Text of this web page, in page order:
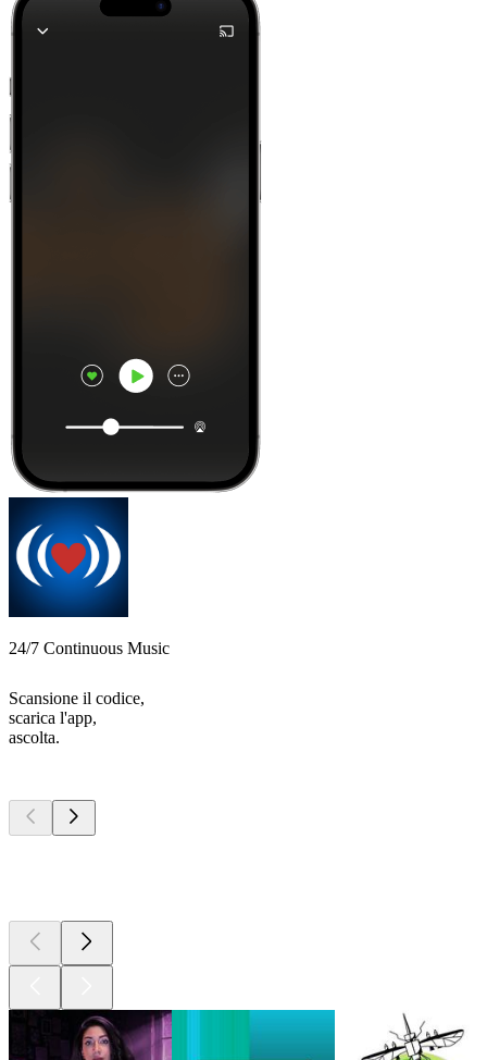
24/7 Continuous Music
Scansione il codice,
scarica l'app,
ascolta.